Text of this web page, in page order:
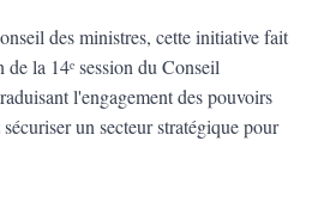
des ministres, cette initiative fait
la 14ᵉ session du Conseil
l'engagement des pouvoirs
un secteur stratégique pour